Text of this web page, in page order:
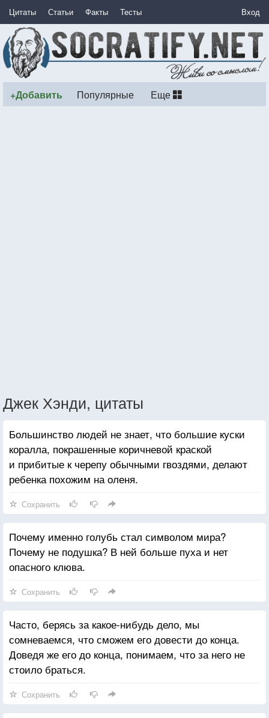
Цитаты Статьи Факты Тесты Вход
+Добавить Популярные Еще
Джек Хэнди, цитаты
Большинство людей не знает, что большие куски
коралла, покрашенные коричневой краской
и прибитые к черепу обычными гвоздями, делают
ребенка похожим на оленя.
Сохранить
Почему именно голубь стал символом мира?
Почему не подушка? В ней больше пуха и нет
опасного клюва.
Сохранить
Часто, берясь за какое-нибудь дело, мы
сомневаемся, что сможем его довести до конца.
Доведя же его до конца, понимаем, что за него не
стоило браться.
Сохранить